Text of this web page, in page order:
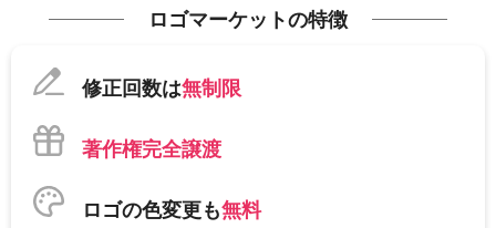
ロゴマーケットの特徴
修正回数は無制限
著作権完全譲渡
ロゴの色変更も無料